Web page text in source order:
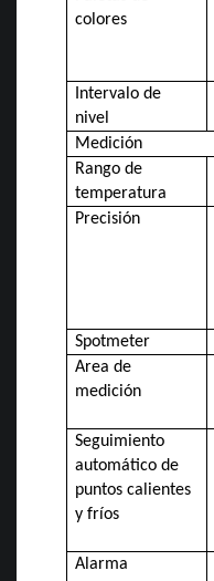
colores
Intervalo de
nivel
Medición
Rango de
temperatura
Precisión
Spotmeter
Area de
medición
Seguimiento
automático de
puntos calientes
y fríos
Alarma